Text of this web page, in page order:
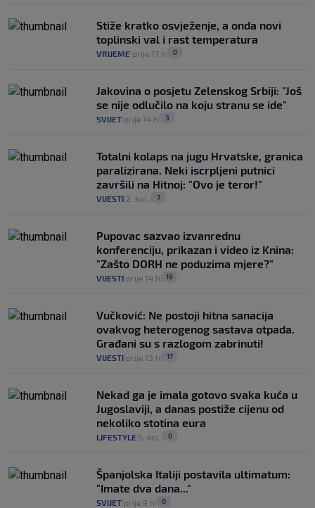
Stiže kratko osvježenje, a onda novi
toplinski val i rast temperatura
VRIJEME prije 17 h 0
Jakovina o posjetu Zelenskog Srbiji: "Još
se nije odlučilo na koju stranu se ide"
SVIJET prije 14 h 3
Totalni kolaps na jugu Hrvatske, granica
paralizirana. Neki iscrpljeni putnici
završili na Hitnoj: "Ovo je teror!"
VIJESTI 2. kol. 7
Pupovac sazvao izvanrednu
konferenciju, prikazan i video iz Knina:
"Zašto DORH ne poduzima mjere?"
VIJESTI prije 14 h 19
Vučković: Ne postoji hitna sanacija
ovakvog heterogenog sastava otpada.
Građani su s razlogom zabrinuti!
VIJESTI prije 13 h 17
Nekad ga je imala gotovo svaka kuća u
Jugoslaviji, a danas postiže cijenu od
nekoliko stotina eura
LIFESTYLE 5. kol. 0
Španjolska Italiji postavila ultimatum:
"Imate dva dana..."
SVIJET prije 9 h 0